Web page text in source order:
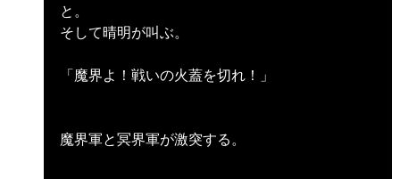
と。
そして晴明が叫ぶ。
「魔界よ！戦いの火蓋を切れ！」
魔界軍と冥界軍が激突する。